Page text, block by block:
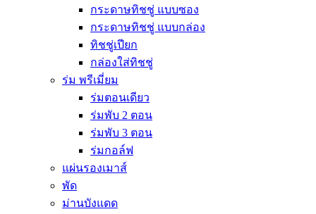
กระดาษทิชชู่ แบบซอง
กระดาษทิชชู่ แบบกล่อง
ทิชชู่เปียก
กล่องใส่ทิชชู่
ร่ม พรีเมี่ยม
ร่มตอนเดียว
ร่มพับ 2 ตอน
ร่มพับ 3 ตอน
ร่มกอล์ฟ
แผ่นรองเมาส์
พัด
ม่านบังแดด